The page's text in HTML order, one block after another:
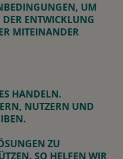
UM
ENTWICKLUNG
MITEINANDER
HANDELN.
NUTZERN UND
ZU
SO HELFEN WIR